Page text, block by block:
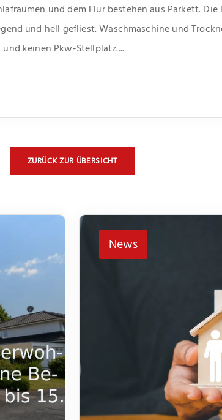
und dem Flur bestehen aus Parkett.
und hell gefliest. Waschmaschine und
keinen Pkw-Stellplatz....
ZURÜCK ZUR ÜBERSICHT
News